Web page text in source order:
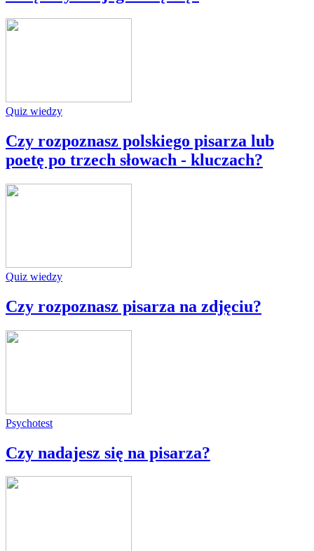
Quiz wiedzy
Czy rozpoznasz polskiego pisarza lub
poetę po trzech słowach - kluczach?
Quiz wiedzy
Czy rozpoznasz pisarza na zdjęciu?
Psychotest
Czy nadajesz się na pisarza?